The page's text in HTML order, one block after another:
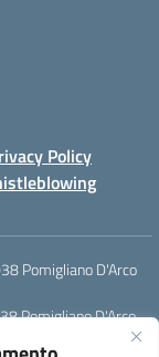
Policy
Pomigliano D'Arco
Pomigliano D'Arco